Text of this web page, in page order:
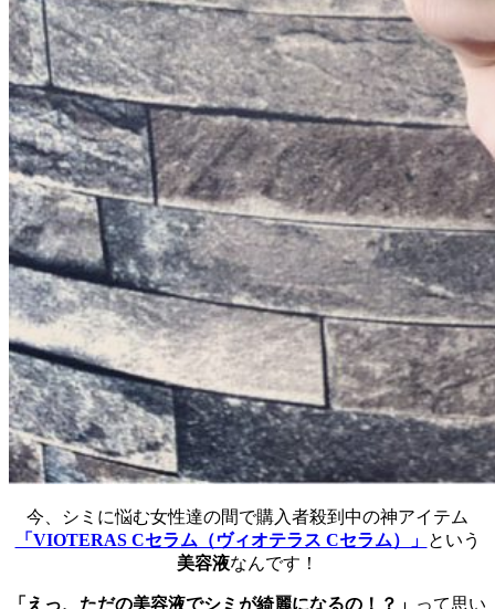
今、シミに悩む女性達の間で購入者殺到中の神アイテム
「VIOTERAS Cセラム（ヴィオテラス Cセラム）」 という
美容液なんです！
「えっ、ただの美容液でシミが綺麗になるの！？」 って思い